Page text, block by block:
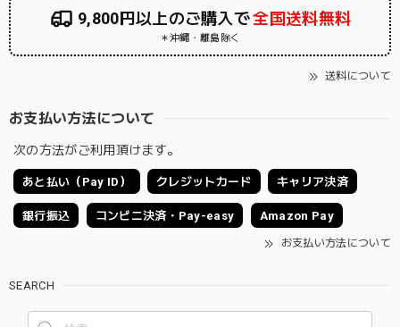
9,800円以上のご購入で全国送料無料
＊沖縄・離島除く
送料について
お支払い方法について
次の方法がご利用頂けます。
あと払い（Pay ID） クレジットカード キャリア決済
銀行振込 コンビニ決済・Pay-easy Amazon Pay
お支払い方法について
SEARCH